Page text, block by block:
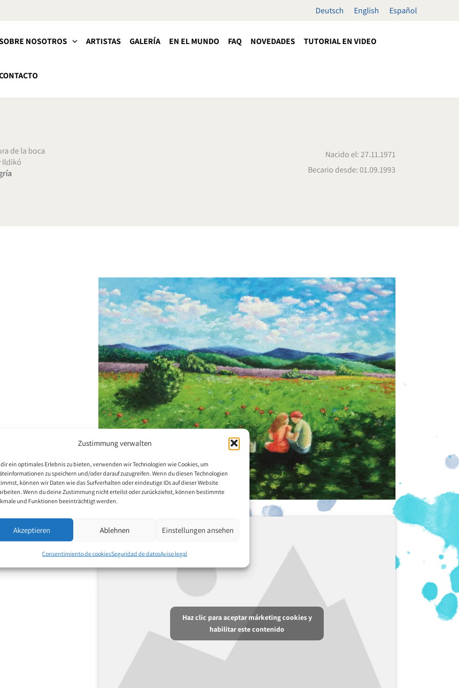
Zustimmung verwalten
ein optimales Erlebnis zu bieten, verwenden wir Technologien wie Cookies, um
zu speichern und/oder darauf zuzugreifen. Wenn du diesen Technologien
können wir Daten wie das Surfverhalten oder eindeutige IDs auf dieser Website
Wenn du deine Zustimmung nicht erteilst oder zurückziehst, können bestimmte
und Funktionen beeinträchtigt werden.
Akzeptieren Ablehnen Einstellungen ansehen
Consentimiento de cookiesSeguridad de datosAviso legal
Deutsch English Español
NOSOTROS ARTISTAS GALERÍA EN EL MUNDO FAQ NOVEDADES TUTORIAL EN VIDEO
de la boca
Ildikó
Nacido el: 27.11.1971
Becario desde: 01.09.1993
Haz clic para aceptar márketing cookies y
habilitar este contenido